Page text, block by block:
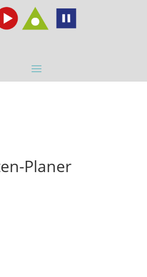
Planer